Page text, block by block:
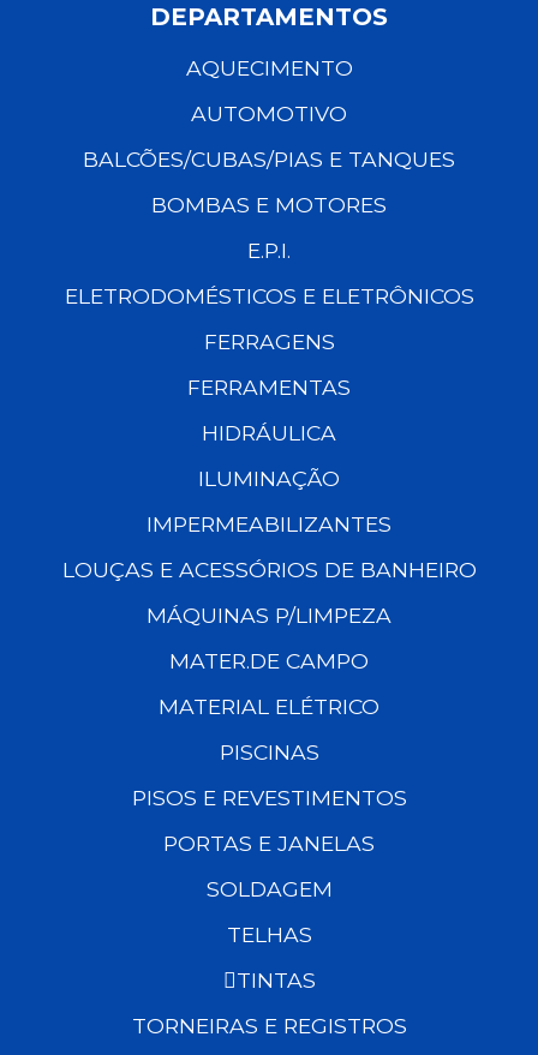
DEPARTAMENTOS
AQUECIMENTO
AUTOMOTIVO
BALCÕES/CUBAS/PIAS E TANQUES
BOMBAS E MOTORES
E.P.I.
ELETRODOMÉSTICOS E ELETRÔNICOS
FERRAGENS
FERRAMENTAS
HIDRÁULICA
ILUMINAÇÃO
IMPERMEABILIZANTES
LOUÇAS E ACESSÓRIOS DE BANHEIRO
MÁQUINAS P/LIMPEZA
MATER.DE CAMPO
MATERIAL ELÉTRICO
PISCINAS
PISOS E REVESTIMENTOS
PORTAS E JANELAS
SOLDAGEM
TELHAS
TINTAS
TORNEIRAS E REGISTROS